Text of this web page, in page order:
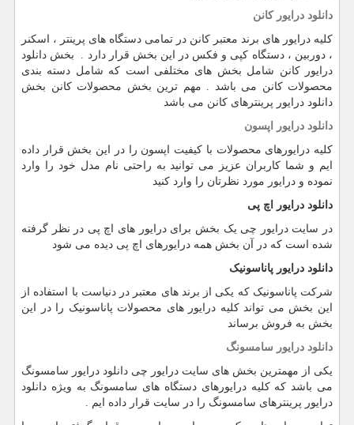
دانلود درایور کانن
کلیه درایور های برند معتبر کانن در تمامی دستگاه های پرینتر ، اسکنر
، دوربین ، دستگاه کپی و فکس در این بخش قرار دارد . بخش دانلود
درایور کانن شامل بخش های مختلفی است که شامل دسته بندی
محصولات کانن می باشد . مهم ترین بخش محصولات کانن بخش
دانلود درایور پرینترهای کانن می باشد
دانلود درایور اپسون
کلیه درایورهای محصولات با کیفیت اپسون را در این بخش قرار داده
ایم و شما کاربران عزیز می توانید به راحتی نام مدل خود را وارد
نموده و درایور مورد نظرتان را وارد کنید
دانلود درایور اچ پی
در سایت درایور چی یک بخش برای درایور های اچ پی در نظر گرفته
شده است که در آن بخش همه درایورهای اچ پی دیده می شود
دانلود درایور پاناسونیک
شرکت پاناسونیک که یکی از برند های معتبر در دنیاست با استفاده از
این بخش می تواند کلیه درایور های محصولات پاناسونیک را در این
بخش به فروش برساند
دانلود درایور سامسونگ
یکی از مهمترین بخش های سایت درایور چی دانلود درایور سامسونگ
می باشد که کلیه درایورهای دستگاه های سامسونگ به ویژه دانلود
درایور پرینترهای سامسونگ را در سایت قرار داده ایم .